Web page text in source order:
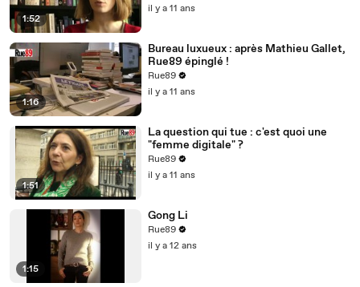
1:52
il y a 11 ans
1:16
Bureau luxueux : après Mathieu Gallet,
Rue89 épinglé !
Rue89
il y a 11 ans
1:51
La question qui tue : c'est quoi une
"femme digitale" ?
Rue89
il y a 11 ans
1:15
Gong Li
Rue89
il y a 12 ans